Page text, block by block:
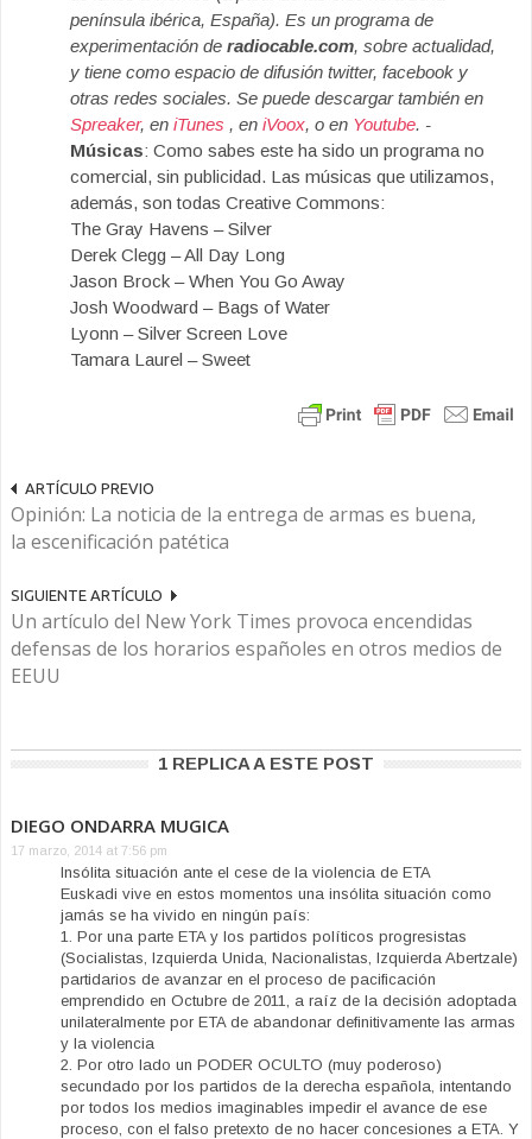
península ibérica, España). Es un programa de
experimentación de radiocable.com, sobre actualidad,
y tiene como espacio de difusión twitter, facebook y
otras redes sociales. Se puede descargar también en
Spreaker, en iTunes , en iVoox, o en Youtube. -
Músicas: Como sabes este ha sido un programa no
comercial, sin publicidad. Las músicas que utilizamos,
además, son todas Creative Commons:
The Gray Havens – Silver
Derek Clegg – All Day Long
Jason Brock – When You Go Away
Josh Woodward – Bags of Water
Lyonn – Silver Screen Love
Tamara Laurel – Sweet
ARTÍCULO PREVIO
Opinión: La noticia de la entrega de armas es buena,
la escenificación patética
SIGUIENTE ARTÍCULO
Un artículo del New York Times provoca encendidas
defensas de los horarios españoles en otros medios de
EEUU
1 REPLICA A ESTE POST
DIEGO ONDARRA MUGICA
17 marzo, 2014 at 7:56 pm
Insólita situación ante el cese de la violencia de ETA
Euskadi vive en estos momentos una insólita situación como
jamás se ha vivido en ningún país:
1. Por una parte ETA y los partidos políticos progresistas
(Socialistas, Izquierda Unida, Nacionalistas, Izquierda Abertzale)
partidarios de avanzar en el proceso de pacificación
emprendido en Octubre de 2011, a raíz de la decisión adoptada
unilateralmente por ETA de abandonar definitivamente las armas
y la violencia
2. Por otro lado un PODER OCULTO (muy poderoso)
secundado por los partidos de la derecha española, intentando
por todos los medios imaginables impedir el avance de ese
proceso, con el falso pretexto de no hacer concesiones a ETA. Y